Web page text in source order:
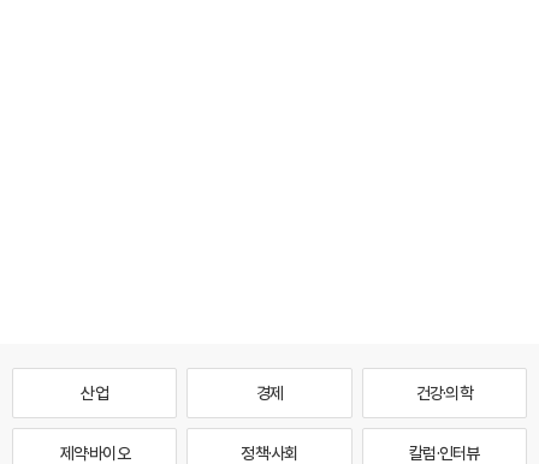
산업 경제 건강·의학
제약·바이오 정책·사회 칼럼·인터뷰